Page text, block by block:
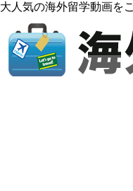
大人気の海外留学動画を